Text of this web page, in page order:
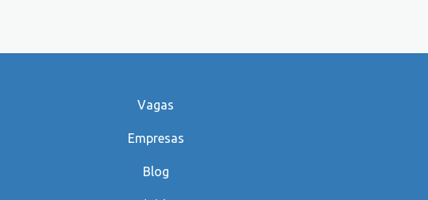
Vagas
Empresas
Blog